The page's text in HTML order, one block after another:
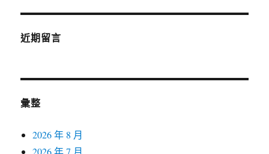
近期留言
彙整
2026 年 8 月
2026 年 7 月